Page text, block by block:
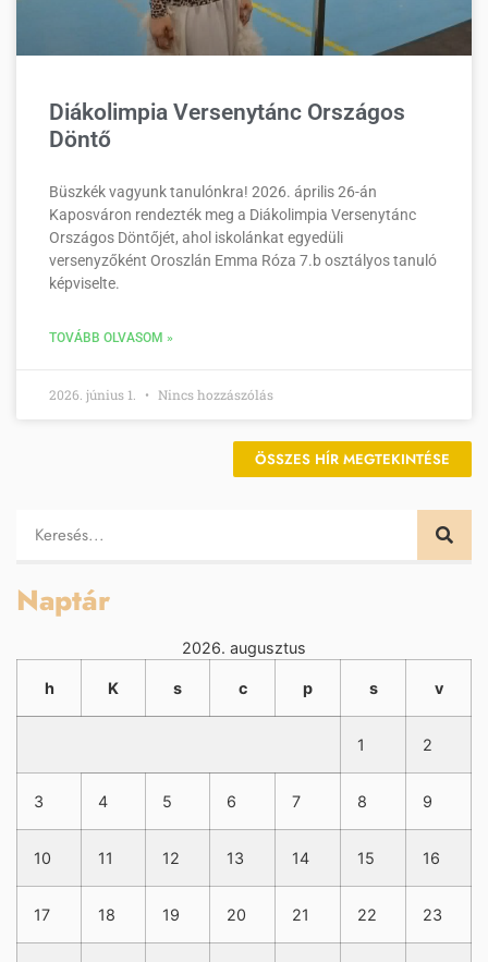
Diákolimpia Versenytánc Országos
Döntő
Büszkék vagyunk tanulónkra! 2026. április 26-án
Kaposváron rendezték meg a Diákolimpia Versenytánc
Országos Döntőjét, ahol iskolánkat egyedüli
versenyzőként Oroszlán Emma Róza 7.b osztályos tanuló
képviselte.
TOVÁBB OLVASOM »
2026. június 1. Nincs hozzászólás
ÖSSZES HÍR MEGTEKINTÉSE
Naptár
2026. augusztus
h K s c p s v
1 2
3 4 5 6 7 8 9
10 11 12 13 14 15 16
17 18 19 20 21 22 23